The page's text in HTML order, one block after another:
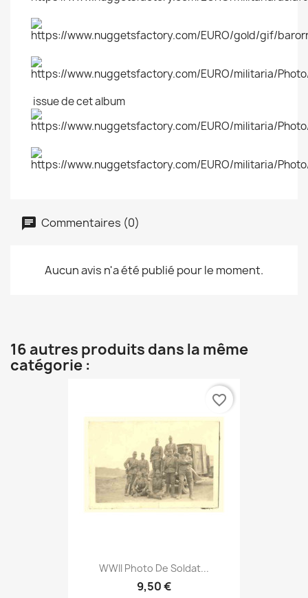
issue de cet album
Commentaires (0)
Aucun avis n'a été publié pour le moment.
16 autres produits dans la même
catégorie :
WWII Photo De Soldat...
9,50 €
favorite_border